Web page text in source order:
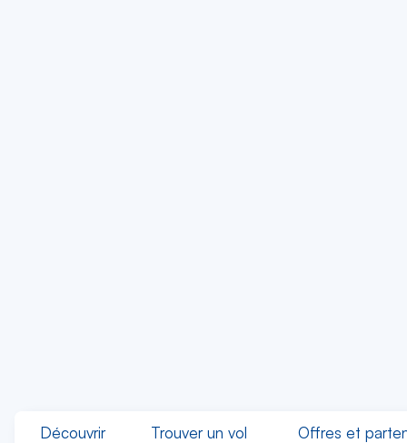
Découvrir Trouver un vol Offres et